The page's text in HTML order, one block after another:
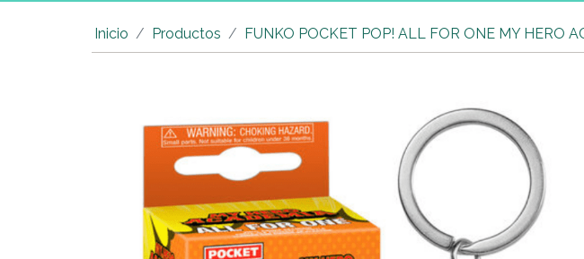
Inicio Productos FUNKO POCKET POP! ALL FOR ONE MY HERO